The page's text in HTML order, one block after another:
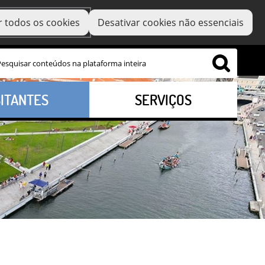
todos os cookies Desativar cookies não essenciais
SERVIÇOS